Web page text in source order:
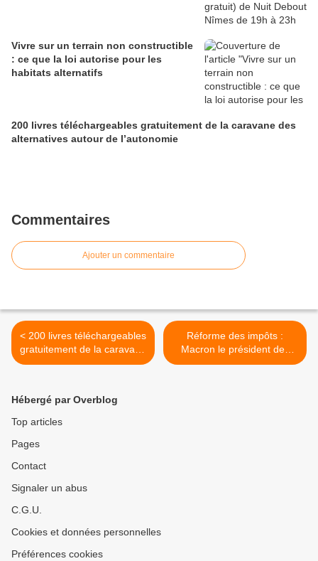
Vivre sur un terrain non constructible
: ce que la loi autorise pour les
habitats alternatifs
200 livres téléchargeables gratuitement de la caravane des
alternatives autour de l’autonomie
Commentaires
Ajouter un commentaire
< 200 livres téléchargeables
gratuitement de la caravane
des alternatives autour de
Réforme des impôts :
Macron le président des
ultra-riches >
Hébergé par Overblog
Top articles
Pages
Contact
Signaler un abus
C.G.U.
Cookies et données personnelles
Préférences cookies